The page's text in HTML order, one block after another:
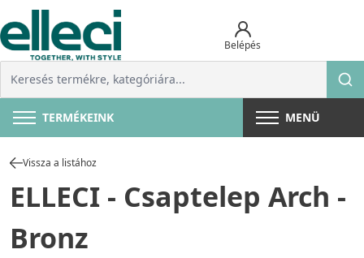
Belépés
TERMÉKEINK MENÜ
Vissza a listához
ELLECI - Csaptelep Arch -
Bronz